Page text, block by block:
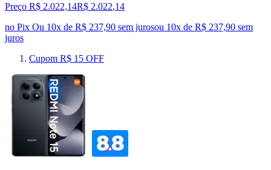
Preço R$ 2.022,14R$ 2.022,14
no Pix Ou 10x de R$ 237,90 sem jurosou 10x de R$ 237,90 sem
juros
Cupom R$ 15 OFF